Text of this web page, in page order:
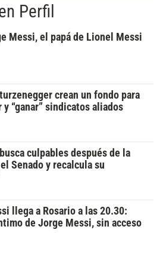
Perfil
Messi, el papá de Lionel Messi
crean un fondo para
y “ganar” sindicatos aliados
culpables después de la
Senado y recalcula su
llega a Rosario a las 20.30:
de Jorge Messi, sin acceso